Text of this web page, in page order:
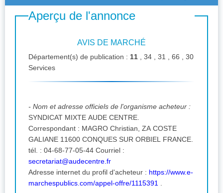
Aperçu de l'annonce
AVIS DE MARCHÉ
Département(s) de publication : 11
, 34 , 31 , 66 , 30
Services
- Nom et adresse officiels de l'organisme acheteur :
SYNDICAT MIXTE AUDE CENTRE.
Correspondant : MAGRO Christian, ZA COSTE
GALIANE 11600 CONQUES SUR ORBIEL FRANCE.
tél. : 04-68-77-05-44 Courriel :
secretariat@audecentre.fr
Adresse internet du profil d'acheteur : https://www.e-
marchespublics.com/appel-offre/1115391